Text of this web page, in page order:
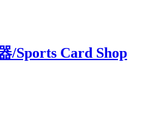
/Sports Card Shop